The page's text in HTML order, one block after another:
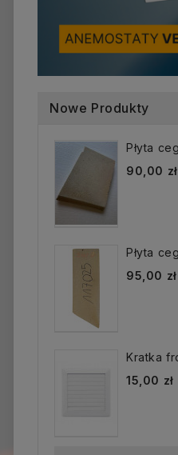
Nowe Produkty
90,00 zł
95,00 zł
15,00 zł